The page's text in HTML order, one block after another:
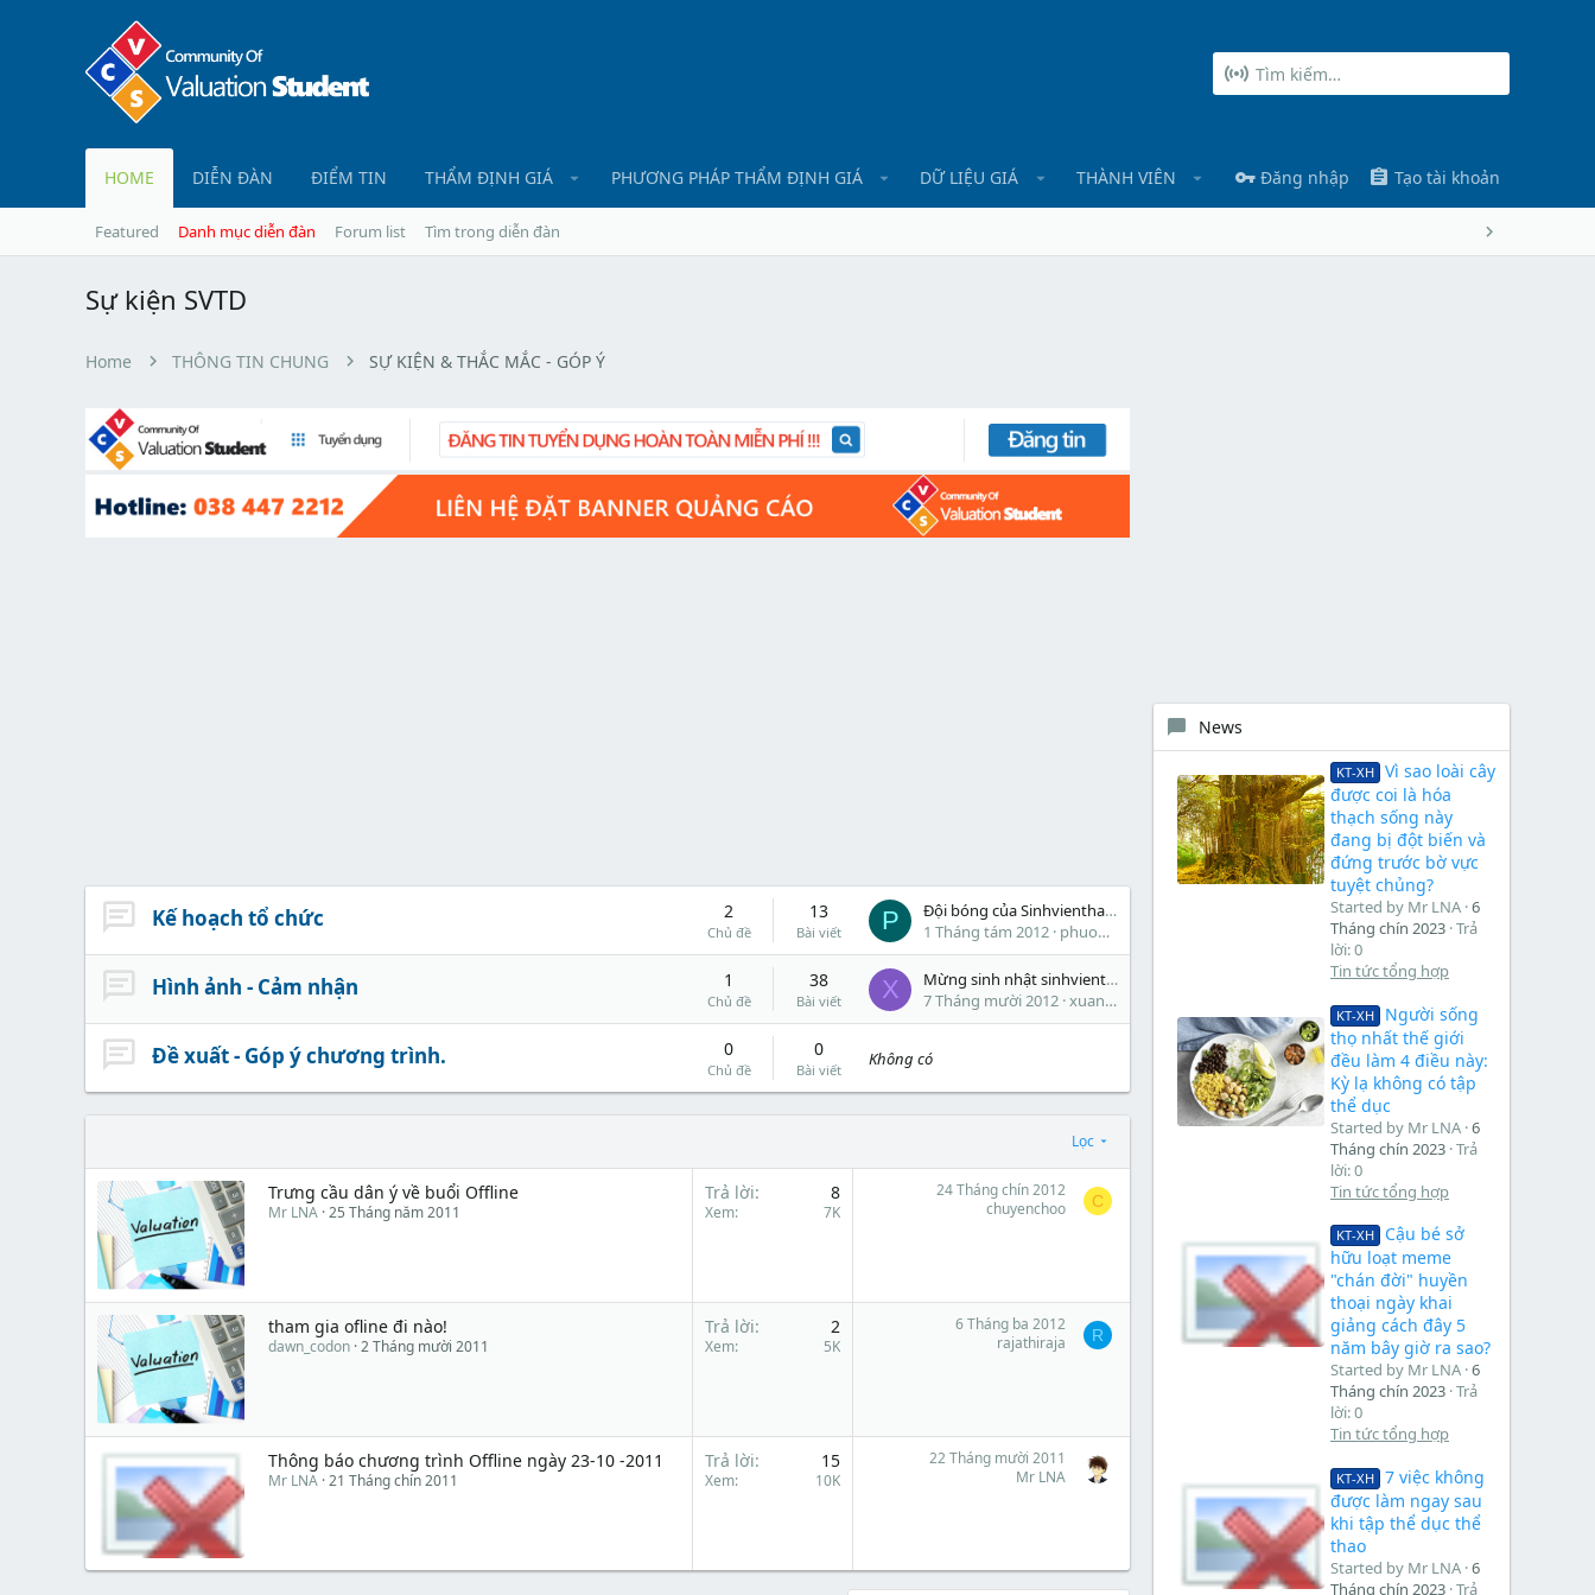
HOME DIỄN ĐÀN ĐIỂM TIN THẨM ĐỊNH GIÁ PHƯƠNG PHÁP THẨM ĐỊNH GIÁ DỮ LIỆU GIÁ THÀNH VIÊN Đăng nhập Tạo tài khoản
Featured Danh mục diễn đàn Forum list Tìm trong diễn đàn
Sự kiện SVTD
Home THÔNG TIN CHUNG SỰ KIỆN & THẮC MẮC - GÓP Ý
Kế hoạch tổ chức 2
Chủ đề
13
Bài viết P
Đội bóng của Sinhvienthamdinh.Com
1 Tháng tám 2012 phuongkt52
Hình ảnh - Cảm nhận 1
Chủ đề
38
Bài viết X
Mừng sinh nhật sinhvienthamdinh.com tròn một tuổi- hình ảnh chia sẻ và cảm nhận !
7 Tháng mười 2012 xuancuongkythuat
Đề xuất - Góp ý chương trình. 0
Chủ đề
0
Bài viết
Không có
Lọc
Trưng cầu dân ý về buổi Offline
Mr LNA 25 Tháng năm 2011
Trả lời 8
Xem 7K
24 Tháng chín 2012
chuyenchoo
C
tham gia ofline đi nào!
dawn_codon 2 Tháng mười 2011
Trả lời 2
Xem 5K
6 Tháng ba 2012
rajathiraja
R
Thông báo chương trình Offline ngày 23-10 -2011
Mr LNA 21 Tháng chín 2011
Trả lời 15
Xem 10K
22 Tháng mười 2011
Mr LNA
News
KT-XH
Vì sao loài cây
được coi là hóa
thạch sống này
đang bị đột biến và
đứng trước bờ vực
tuyệt chủng?
Started by Mr LNA 6
Tháng chín 2023 Trả
lời: 0
Tin tức tổng hợp
KT-XH
Người sống
thọ nhất thế giới
đều làm 4 điều này:
Kỳ lạ không có tập
thể dục
Started by Mr LNA 6
Tháng chín 2023 Trả
lời: 0
Tin tức tổng hợp
KT-XH
Cậu bé sở
hữu loạt meme
"chán đời" huyền
thoại ngày khai
giảng cách đây 5
năm bây giờ ra sao?
Started by Mr LNA 6
Tháng chín 2023 Trả
lời: 0
Tin tức tổng hợp
KT-XH
7 việc không
được làm ngay sau
khi tập thể dục thể
thao
Started by Mr LNA 6
Tháng chín 2023 Trả